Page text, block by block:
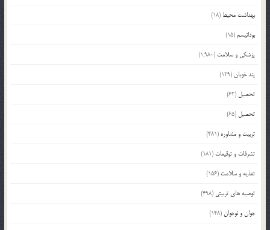
بهداشت محیط (18)
بودائیسم(15)
پزشکی و سلامت (1,980)
پند خوبان(129)
تحصیل (62)
تحصیل (65)
تربیت و مشاوره (481)
تشرفات و توقیعات (181)
تغذیه و سلامت (156)
توصیه های تربیتی (498)
جوان و نوجوان(148)